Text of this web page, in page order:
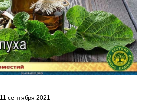
11 сентября 2021